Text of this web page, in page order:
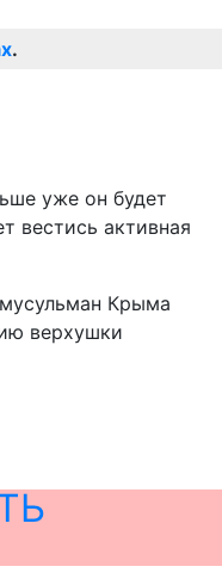
.
уже он будет
вестись активная
Крыма
верхушки